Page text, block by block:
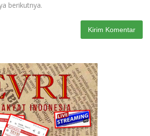
berikutnya.